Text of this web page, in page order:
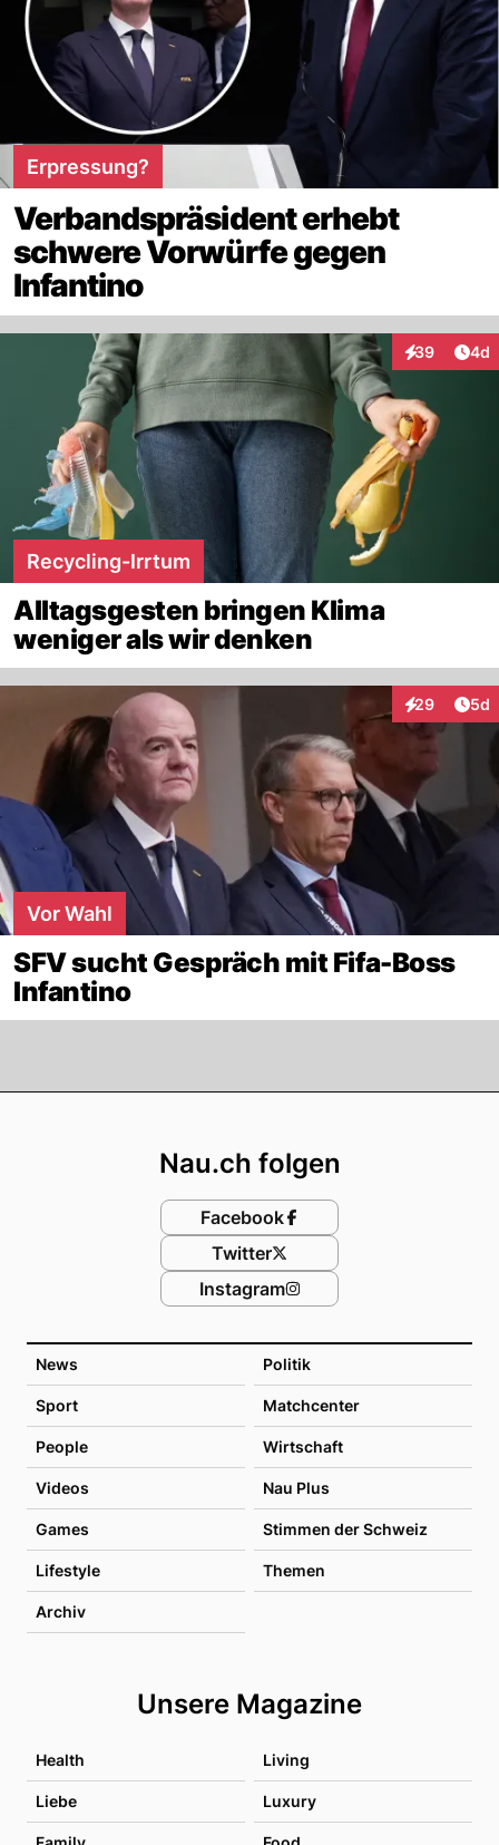
Erpressung?
Verbandspräsident erhebt
schwere Vorwürfe gegen
Infantino
39
Interaktionen
4d
Recycling-Irrtum
Alltagsgesten bringen Klima
weniger als wir denken
29
Interaktionen
5d
Vor Wahl
SFV sucht Gespräch mit Fifa-Boss
Infantino
News Politik
Sport Matchcenter
People Wirtschaft
Videos Nau Plus
Games Stimmen der Schweiz
Lifestyle Themen
Archiv
Unsere Magazine
Health Living
Liebe Luxury
Nau.ch folgen
Facebook
Twitter
Instagram